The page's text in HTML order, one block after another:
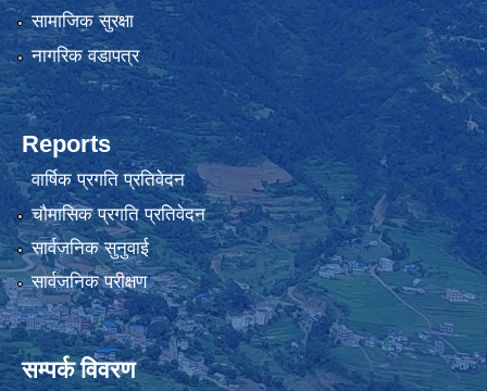
सामाजिक सुरक्षा
नागरिक वडापत्र
Reports
वार्षिक प्रगति प्रतिवेदन
चौमासिक प्रगति प्रतिवेदन
सार्वजनिक सुनुवाई
सार्वजनिक परीक्षण
सम्पर्क विवरण